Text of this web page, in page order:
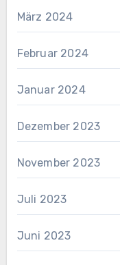
März 2024
Februar 2024
Januar 2024
Dezember 2023
November 2023
Juli 2023
Juni 2023